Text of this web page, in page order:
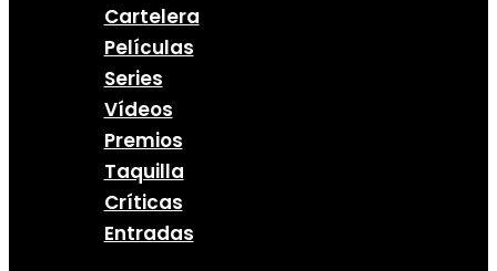
Cartelera
Películas
Series
Vídeos
Premios
Taquilla
Críticas
Entradas